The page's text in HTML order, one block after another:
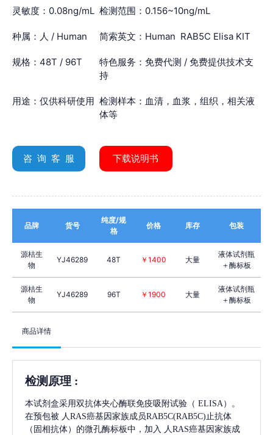
灵敏度：0.08ng/mL 检测范围：0.156~10ng/mL
种属：人 / Human 简索英文：Human RAB5C Elisa KIT
规格：48T / 96T
特色服务：免费代测 / 免费提供技术支
持
用途：仅供科研使用 检测样本：血清，血浆，组织，相关液
体等
咨 询 客 服 下载说明书
品牌 货号
纯度/规
格
价格 库存 包装
源桔生
物
YJ46289 48T ￥1400 大量
液体试剂瓶
＋酶标板
源桔生
物
YJ46289 96T ￥1900 大量
液体试剂瓶
＋酶标板
商品详情
检测原理 :
本试剂盒采用双抗体夹心酶联免疫吸附试验（ ELISA）。
在预包被 人RAS癌基因家族成员RAB5C(RAB5C)止抗体
（固相抗体）的微孔酶标板中，加入 人RAS癌基因家族成